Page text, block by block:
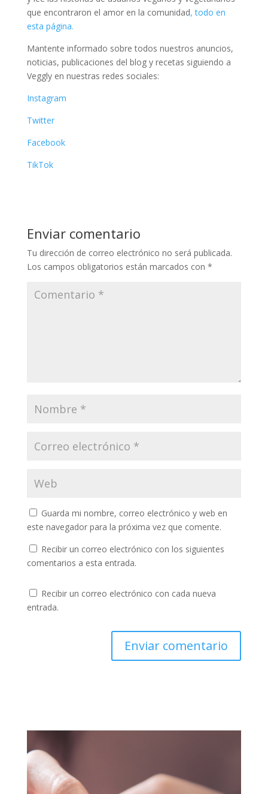
que encontraron el amor en la comunidad, todo en
esta página.
Mantente informado sobre todos nuestros anuncios,
noticias, publicaciones del blog y recetas siguiendo a
Veggly en nuestras redes sociales:
Instagram
Twitter
Facebook
TikTok
Enviar comentario
Tu dirección de correo electrónico no será publicada.
Los campos obligatorios están marcados con *
Guarda mi nombre, correo electrónico y web en
este navegador para la próxima vez que comente.
Recibir un correo electrónico con los siguientes
comentarios a esta entrada.
Recibir un correo electrónico con cada nueva
entrada.